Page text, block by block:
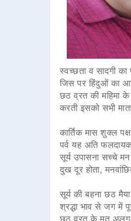
स्वच्छता व सादगी का
जिस पर हिंदुओं का
छठ व्रत की महिमा
करती इसको सभी
कार्तिक मास शुक्ल
पर्व यह अति
सूर्य उपासना सच्चे
दुख दूर होता,
सूर्य की बहना छठ
श्रद्धा भाव से जग में
छठ व्रत के मत